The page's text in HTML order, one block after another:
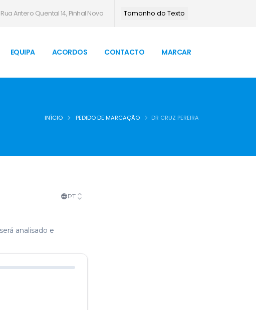
Rua Antero Quental 14, Pinhal Novo Tamanho do Texto
EQUIPA ACORDOS CONTACTO MARCAR
INÍCIO PEDIDO DE MARCAÇÃO DR CRUZ PEREIRA